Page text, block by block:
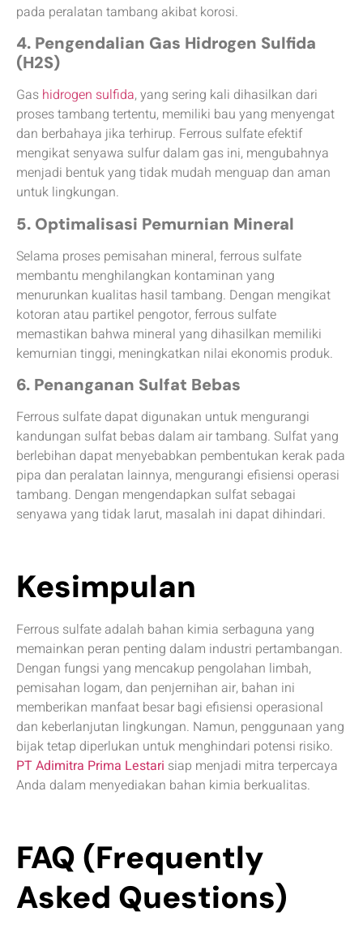
pada peralatan tambang akibat korosi.
4. Pengendalian Gas Hidrogen Sulfida
(H2S)
Gas hidrogen sulfida, yang sering kali dihasilkan dari
proses tambang tertentu, memiliki bau yang menyengat
dan berbahaya jika terhirup. Ferrous sulfate efektif
mengikat senyawa sulfur dalam gas ini, mengubahnya
menjadi bentuk yang tidak mudah menguap dan aman
untuk lingkungan.
5. Optimalisasi Pemurnian Mineral
Selama proses pemisahan mineral, ferrous sulfate
membantu menghilangkan kontaminan yang
menurunkan kualitas hasil tambang. Dengan mengikat
kotoran atau partikel pengotor, ferrous sulfate
memastikan bahwa mineral yang dihasilkan memiliki
kemurnian tinggi, meningkatkan nilai ekonomis produk.
6. Penanganan Sulfat Bebas
Ferrous sulfate dapat digunakan untuk mengurangi
kandungan sulfat bebas dalam air tambang. Sulfat yang
berlebihan dapat menyebabkan pembentukan kerak pada
pipa dan peralatan lainnya, mengurangi efisiensi operasi
tambang. Dengan mengendapkan sulfat sebagai
senyawa yang tidak larut, masalah ini dapat dihindari.
Kesimpulan
Ferrous sulfate adalah bahan kimia serbaguna yang
memainkan peran penting dalam industri pertambangan.
Dengan fungsi yang mencakup pengolahan limbah,
pemisahan logam, dan penjernihan air, bahan ini
memberikan manfaat besar bagi efisiensi operasional
dan keberlanjutan lingkungan. Namun, penggunaan yang
bijak tetap diperlukan untuk menghindari potensi risiko.
PT Adimitra Prima Lestari siap menjadi mitra terpercaya
Anda dalam menyediakan bahan kimia berkualitas.
FAQ (Frequently
Asked Questions)